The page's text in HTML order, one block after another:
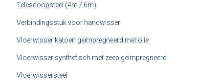
Telescoopsteel (4m / 6m)
Verbindingsstuk voor handwisser
Vloerwisser katoen geïmpregneerd met olie
Vloerwisser synthetisch met zeep geïmpregneerd
Vloerwissersteel